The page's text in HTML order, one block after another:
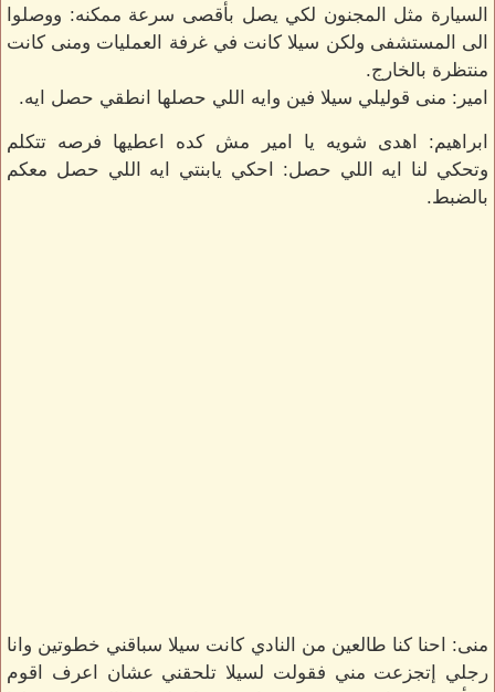
السيارة مثل المجنون لكي يصل بأقصى سرعة ممكنه: ووصلوا
الى المستشفى ولكن سيلا كانت في غرفة العمليات ومنى كانت
منتظرة بالخارج.
امير: منى قوليلي سيلا فين وايه اللي حصلها انطقي حصل ايه.
ابراهيم: اهدى شويه يا امير مش كده اعطيها فرصه تتكلم
وتحكي لنا ايه اللي حصل: احكي يابنتي ايه اللي حصل معكم
بالضبط.
منى: احنا كنا طالعين من النادي كانت سيلا سباقني خطوتين وانا
رجلي إتجزعت مني فقولت لسيلا تلحقني عشان اعرف اقوم